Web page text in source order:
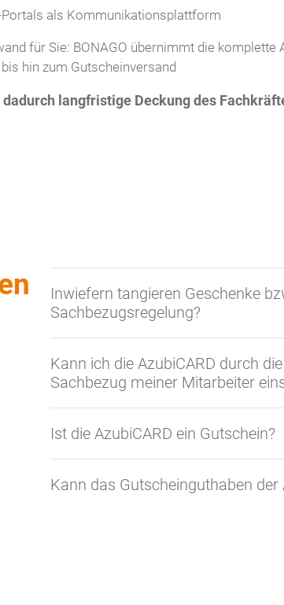
als Kommunikationsplattform
für Sie: BONAGO übernimmt die komplette
hin zum Gutscheinversand
langfristige Deckung des
Inwiefern tangieren Geschenke
Sachbezugsregelung?
Kann ich die AzubiCARD durch
Sachbezug meiner Mitarbeiter
Ist die AzubiCARD ein Gutschein?
Kann das Gutscheinguthaben